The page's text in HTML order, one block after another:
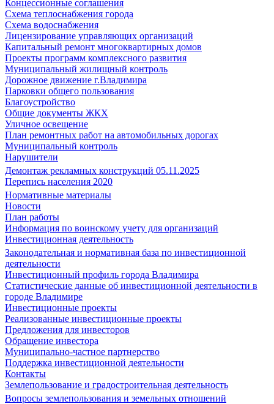
Концессионные соглашения
Схема теплоснабжения города
Схема водоснабжения
Лицензирование управляющих организаций
Капитальный ремонт многоквартирных домов
Проекты программ комплексного развития
Муниципальный жилищный контроль
Дорожное движение г.Владимира
Парковки общего пользования
Благоустройство
Общие документы ЖКХ
Уличное освещение
План ремонтных работ на автомобильных дорогах
Муниципальный контроль
Нарушители
Демонтаж рекламных конструкций 05.11.2025
Перепись населения 2020
Нормативные материалы
Новости
План работы
Информация по воинскому учету для организаций
Инвестиционная деятельность
Законодательная и нормативная база по инвестиционной
деятельности
Инвестиционный профиль города Владимира
Статистические данные об инвестиционной деятельности в
городе Владимире
Инвестиционные проекты
Реализованные инвестиционные проекты
Предложения для инвесторов
Обращение инвестора
Муниципально-частное партнерство
Поддержка инвестиционной деятельности
Контакты
Землепользование и градостроительная деятельность
Вопросы землепользования и земельных отношений